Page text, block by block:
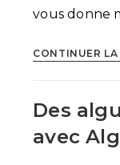
vous donne
CONTINUER LA
Des
avec